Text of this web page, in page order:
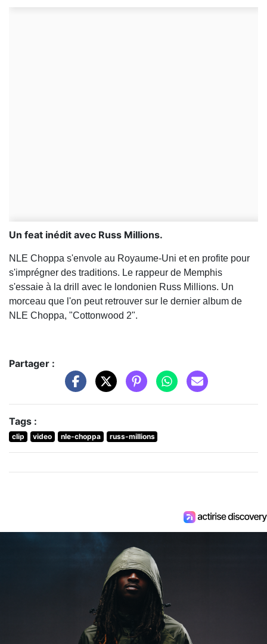
Un feat inédit avec Russ Millions.
NLE Choppa s'envole au Royaume-Uni et en profite pour
s'imprégner des traditions. Le rappeur de Memphis
s'essaie à la drill avec le londonien Russ Millions. Un
morceau que l'on peut retrouver sur le dernier album de
NLE Choppa, "Cottonwood 2".
Partager :
Tags :
clip video nle-choppa russ-millions